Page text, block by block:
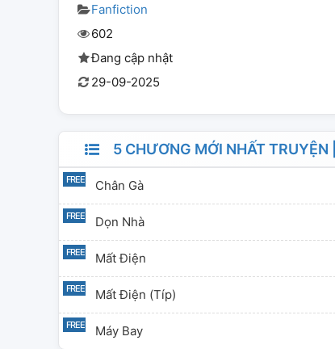
Fanfiction
602
Đang cập nhật
29-09-2025
5 CHƯƠNG MỚI NHẤT
Chân Gà
Dọn Nhà
Mất Điện
Mất Điện (típ)
Máy Bay